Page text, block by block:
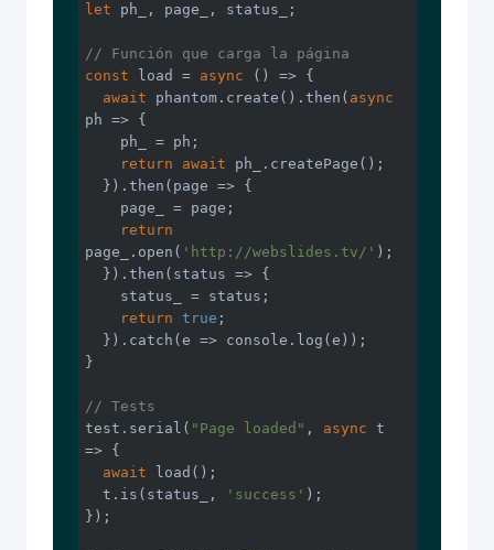
let ph_, page_, status_;
// Función que carga la página
const load = async () => {
await phantom.create().then( async
ph => {
return
await ph_.createPage();
  }).then(
page => {
return
page_.open( 'http://webslides.tv/' );
  }).then(
status => {
return true ;
  }).catch(
e => console .log(e));
}
// Tests
test.serial( "Page loaded" , async t
=> {
await load();
  t.is(status_,
'success' );
});